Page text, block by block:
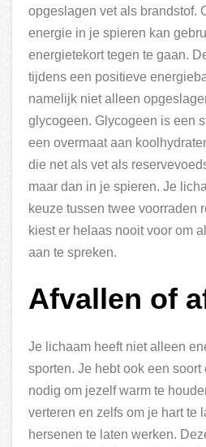
opgeslagen vet als brandstof.
energie in je spieren kan
energietekort tegen te gaan.
tijdens een positieve
namelijk niet alleen
glycogeen. Glycogeen is een
een overmaat aan
die net als vet als
maar dan in je spieren. Je
keuze tussen twee voorraden
kiest er helaas nooit voor om
aan te spreken.
Afvallen of
Je lichaam heeft niet alleen
sporten. Je hebt ook een
nodig om jezelf warm te
verteren en zelfs om je hart te
hersenen te laten werken.